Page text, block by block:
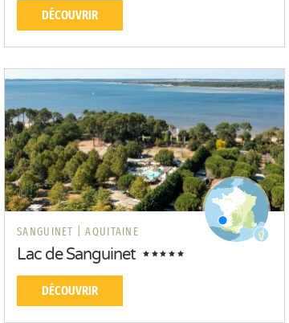
DÉCOUVRIR
SANGUINET | AQUITAINE
Lac de Sanguinet
DÉCOUVRIR